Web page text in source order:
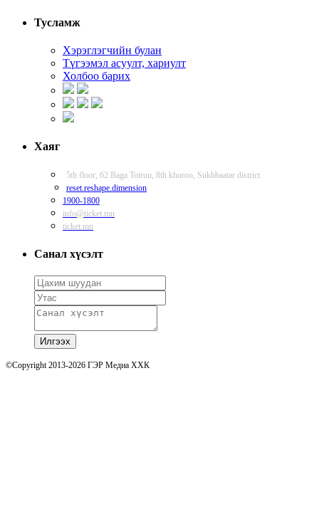
Тусламж
Хэрэглэгчийн булан
Түгээмэл асуулт, хариулт
Холбоо барих
Хаяг
5th floor, 62 Baga Toiruu, 8th khoroo, Sukhbaatar district
reset.reshape.dimension
1900-1800
info@ticket.mn
ticket.mn
Санал хүсэлт
Илгээх
©Copyright 2013-2026 ГЭР Медиа ХХК